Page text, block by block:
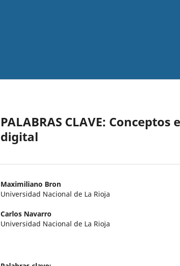
PALABRAS CLAVE:
digital
Maximiliano Bron
Universidad Nacional de La Rioja
Carlos Navarro
Universidad Nacional de La Rioja